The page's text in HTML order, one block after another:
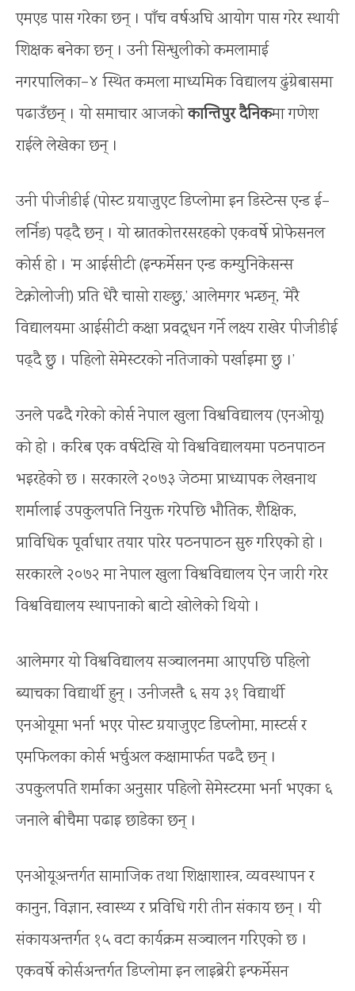
एमएड पास गरेका छन् । पाँच वर्षअघि आयोग पास गरेर स्थायी
शिक्षक बनेका छन् । उनी सिन्धुलीको कमलामाई
नगरपालिका–४ स्थित कमला माध्यमिक विद्यालय ढुंग्रेबासमा
पढाउँछन् । यो समाचार आजकोकान्तिपुर दैनिकमा गणेश
राईले लेखेका छन् ।
उनी पीजीडीई (पोस्ट ग्रयाजुएट डिप्लोमा इन डिस्टेन्स एन्ड ई–
लर्निङ) पढ्दै छन् । यो स्नातकोत्तरसरहको एकवर्षे प्रोफेसनल
कोर्स हो । ‘म आईसीटी (इन्फर्मेसन एन्ड कम्युनिकेसन्स
टेक्नोलोजी) प्रति धेरै चासो राख्छु,’ आलेमगर भन्छन्, ‘मेरै
विद्यालयमा आईसीटी कक्षा प्रवद्र्धन गर्ने लक्ष्य राखेर पीजीडीई
पढ्दै छु । पहिलो सेमेस्टरको नतिजाको पर्खाइमा छु ।’
उनले पढदै गरेको कोर्स नेपाल खुला विश्वविद्यालय (एनओयू)
को हो । करिब एक वर्षदेखि यो विश्वविद्यालयमा पठनपाठन
भइरहेको छ । सरकारले २०७३ जेठमा प्राध्यापक लेखनाथ
शर्मालाई उपकुलपति नियुक्त गरेपछि भौतिक, शैक्षिक,
प्राविधिक पूर्वाधार तयार पारेर पठनपाठन सुरु गरिएको हो ।
सरकारले २०७२ मा नेपाल खुला विश्वविद्यालय ऐन जारी गरेर
विश्वविद्यालय स्थापनाको बाटो खोलेको थियो ।
आलेमगर यो विश्वविद्यालय सञ्चालनमा आएपछि पहिलो
ब्याचका विद्यार्थी हुन् । उनीजस्तै ६ सय ३१ विद्यार्थी
एनओयूमा भर्ना भएर पोस्ट ग्रयाजुएट डिप्लोमा, मास्टर्स र
एमफिलका कोर्स भर्चुअल कक्षामार्फत पढदै छन् ।
उपकुलपति शर्माका अनुसार पहिलो सेमेस्टरमा भर्ना भएका ६
जनाले बीचैमा पढाइ छाडेका छन् ।
एनओयूअन्तर्गत सामाजिक तथा शिक्षाशास्त्र, व्यवस्थापन र
कानुन, विज्ञान, स्वास्थ्य र प्रविधि गरी तीन संकाय छन् । यी
संकायअन्तर्गत १५ वटा कार्यक्रम सञ्चालन गरिएको छ ।
एकवर्षे कोर्सअन्तर्गत डिप्लोमा इन लाइब्रेरी इन्फर्मेसन